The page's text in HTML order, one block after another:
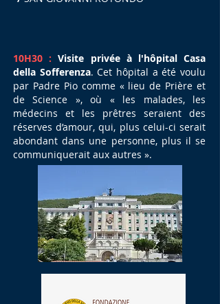
10H30 :Visite privée à l'hôpital Casa
della Sofferenza. Cet hôpital a été voulu
par Padre Pio comme « lieu de Prière et
de Science », où « les malades, les
médecins et les prêtres seraient des
réserves d’amour, qui, plus celui-ci serait
abondant dans une personne, plus il se
communiquerait aux autres ».